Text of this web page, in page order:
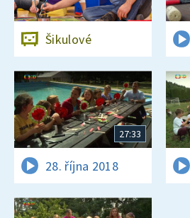
Šikulové
27:33
28. října 2018